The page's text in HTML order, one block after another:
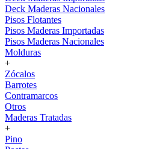
Deck Maderas Nacionales
Pisos Flotantes
Pisos Maderas Importadas
Pisos Maderas Nacionales
Molduras
+
Zócalos
Barrotes
Contramarcos
Otros
Maderas Tratadas
+
Pino